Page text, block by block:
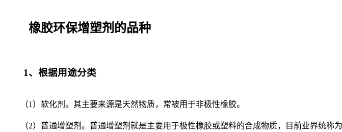
橡胶环保增塑剂的品种
1、根据用途分类
（1）软化剂。其主要来源是天然物质，常被用于非极性橡胶。
（2）普通增塑剂。普通增塑剂就是主要用于极性橡胶或塑料的合成物质，目前业界统称为